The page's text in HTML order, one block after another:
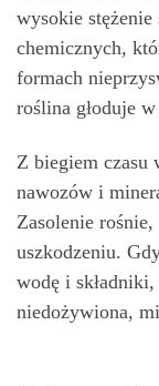
wysokie
chemicznych,
formach
roślina głoduje
Z biegiem czasu
nawozów i
Zasolenie
uszkodzeniu.
wodę i
niedożywiona,